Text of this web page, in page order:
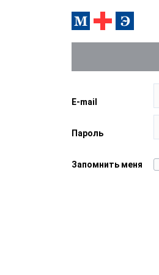
E-mail
Пароль
Запомнить меня